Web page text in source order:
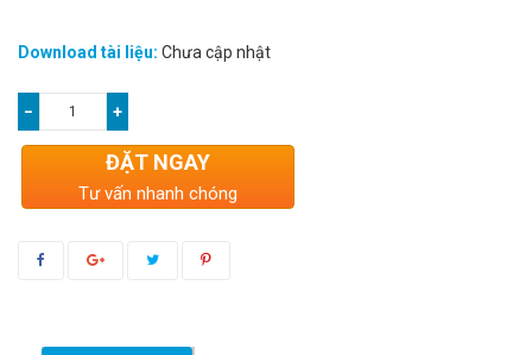
Download tài liệu: Chưa cập nhật
− +
ĐẶT NGAY
Tư vấn nhanh chóng